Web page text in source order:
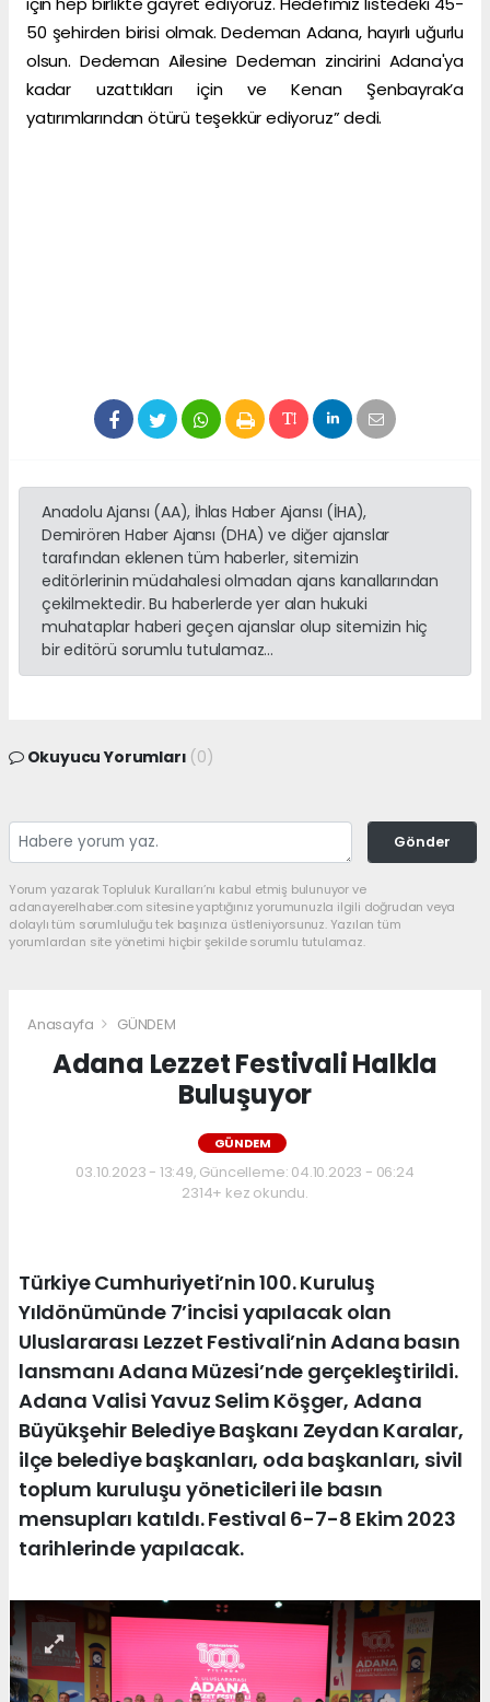
50 şehirden birisi olmak. Dedeman Adana, hayırlı uğurlu
olsun. Dedeman Ailesine Dedeman zincirini Adana'ya
kadar uzattıkları için ve Kenan Şenbayrak’a
yatırımlarından ötürü teşekkür ediyoruz” dedi.
Anadolu Ajansı (AA), İhlas Haber Ajansı (İHA),
Demirören Haber Ajansı (DHA) ve diğer ajanslar
tarafından eklenen tüm haberler, sitemizin
editörlerinin müdahalesi olmadan ajans kanallarından
çekilmektedir. Bu haberlerde yer alan hukuki
muhataplar haberi geçen ajanslar olup sitemizin hiç
bir editörü sorumlu tutulamaz...
Okuyucu Yorumları (0)
Gönder
Yorum yazarak Topluluk Kuralları’nı kabul etmiş bulunuyor ve
adanayerelhaber.com sitesine yaptığınız yorumunuzla ilgili doğrudan veya
dolaylı tüm sorumluluğu tek başınıza üstleniyorsunuz. Yazılan tüm
yorumlardan site yönetimi hiçbir şekilde sorumlu tutulamaz.
Anasayfa GÜNDEM
Adana Lezzet Festivali Halkla
Buluşuyor
GÜNDEM
03.10.2023 - 13:49, Güncelleme: 04.10.2023 - 06:24
2314+ kez okundu.
Türkiye Cumhuriyeti’nin 100. Kuruluş
Yıldönümünde 7’incisi yapılacak olan
Uluslararası Lezzet Festivali’nin Adana basın
lansmanı Adana Müzesi’nde gerçekleştirildi.
Adana Valisi Yavuz Selim Köşger, Adana
Büyükşehir Belediye Başkanı Zeydan Karalar,
ilçe belediye başkanları, oda başkanları, sivil
toplum kuruluşu yöneticileri ile basın
mensupları katıldı. Festival 6-7-8 Ekim 2023
tarihlerinde yapılacak.